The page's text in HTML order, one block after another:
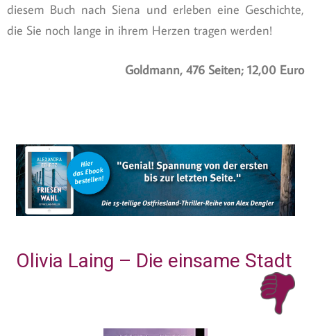
diesem Buch nach Siena und erleben eine Geschichte,
die Sie noch lange in ihrem Herzen tragen werden!
Goldmann, 476 Seiten; 12,00 Euro
Olivia Laing – Die einsame Stadt